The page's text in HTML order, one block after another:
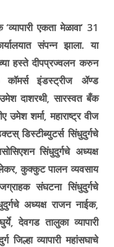
एकता मेळावा‘ 31
संपन्न झाला. या
हस्ते दीपप्रज्वलन करुन
कॉमर्स इंडस्ट्रीज ॲण्ड
दाशरथी, सारस्वत बँक
शर्मा, महाराष्ट्र वीज
डिस्टीब्युटर्स सिंधुदुर्गचे
सिंधुदुर्गचे अध्यक्ष
कुक्कुट पालन व्यवसाय
संघटना सिंधुदुर्गचे
अध्यक्ष राजन नाईक,
देवगड तालुका व्यापारी
जिल्हा व्यापारी महांसघाचे